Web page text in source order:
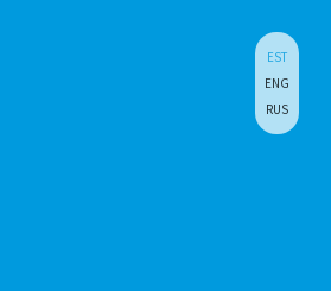
EST
ENG
RUS